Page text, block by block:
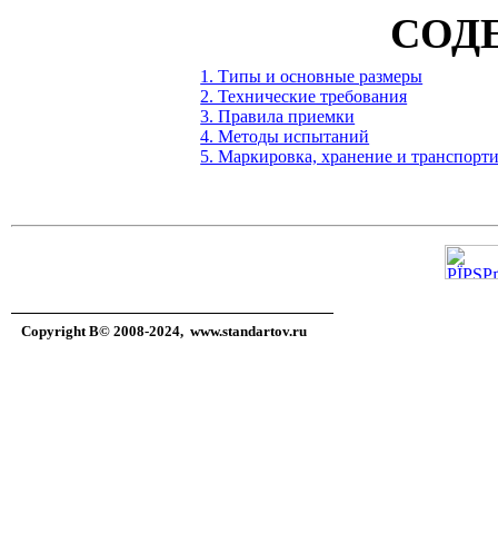
1. Типы и основные размеры
2. Технические требования
3. Правила приемки
4. Методы испытаний
5. Маркировка, хранение и
Copyright В© 2008-2024, www.standartov.ru